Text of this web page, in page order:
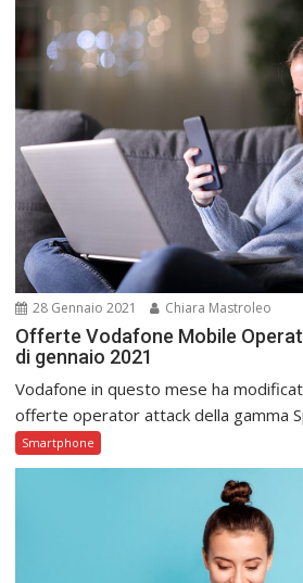
28 Gennaio 2021 Chiara Mastroleo
Offerte Vodafone Mobile
di gennaio 2021
Vodafone in questo mese ha
offerte operator attack della gamma
Smartphone